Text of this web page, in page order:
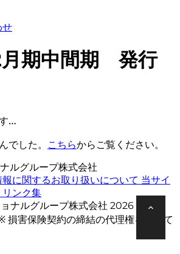
せ
月期中間期 発行
…
でした。 こちらからご覧ください。
ルグループ株式会社
に関するお取り扱いについて 当サイ
リンク集
ナルグループ株式会社 2026 All
害保険契約の締結の代理権を有して